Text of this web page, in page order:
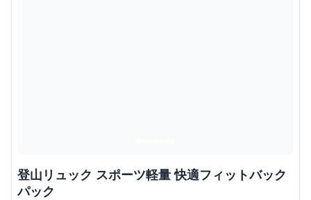
登山リュック スポーツ軽量 快適フィットバック
パック